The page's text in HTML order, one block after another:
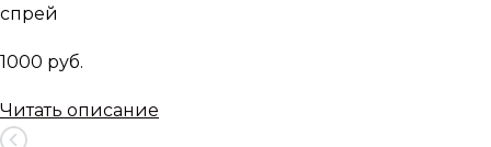
спрей
1000 руб.
Читать описание